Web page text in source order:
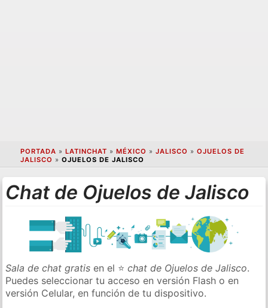
PORTADA » LATINCHAT » MÉXICO » JALISCO » OJUELOS DE
JALISCO » OJUELOS DE JALISCO
Chat de Ojuelos de Jalisco
Sala de chat gratis en el ⭐chat de Ojuelos de Jalisco.
Puedes seleccionar tu acceso en versión Flash o en
versión Celular, en función de tu dispositivo.